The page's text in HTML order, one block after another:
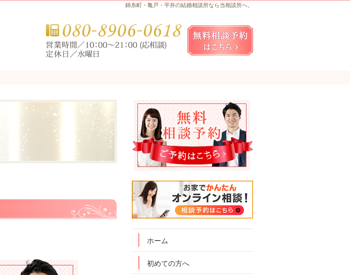
錦糸町・亀戸・平井の結婚相談所なら当相談所へ。
ホーム
初めての方へ
お気軽にお問合せ・ご相談ください